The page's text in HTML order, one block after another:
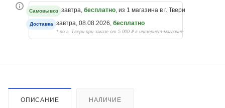
Самовывоз завтра, бесплатно , из 1 магазина в г. Твери
Доставка завтра, 08.08.2026, бесплатно
* по г. Твери при заказе от 5 000 ₽ в интернет-магазине
ОПИСАНИЕ НАЛИЧИЕ